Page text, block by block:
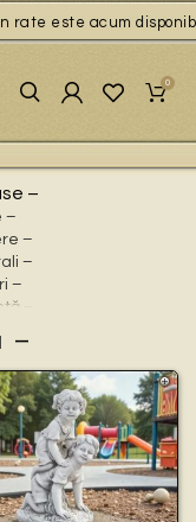
rate este acum
0
–
–
–
–
–
–
–
–
–
–
–
–
–
–